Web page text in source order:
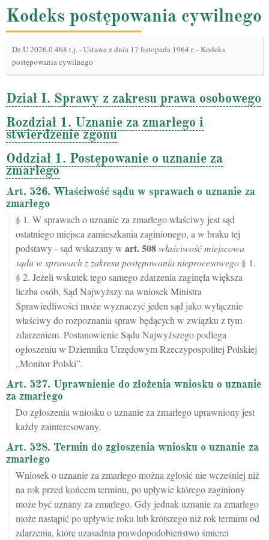
Kodeks postępowania cywilnego
Dz.U.2026.0.468 t.j.-Ustawa z dnia 17 listopada 1964 r. - Kodeks
postępowania cywilnego
Dział I. Sprawy z zakresu prawa osobowego
Rozdział 1. Uznanie za zmarłego i
stwierdzenie zgonu
Oddział 1. Postępowanie o uznanie za
zmarłego
Art. 526. Właściwość sądu w sprawach o uznanie za
zmarłego
§ 1. W sprawach o uznanie za zmarłego właściwy jest sąd
ostatniego miejsca zamieszkania zaginionego, a w braku tej
podstawy - sąd wskazany w art.508właściwość miejscowa
sądu w sprawach z zakresu postępowania nieprocesowego § 1.
§ 2. Jeżeli wskutek tego samego zdarzenia zaginęła większa
liczba osób, Sąd Najwyższy na wniosek Ministra
Sprawiedliwości może wyznaczyć jeden sąd jako wyłącznie
właściwy do rozpoznania spraw będących w związku z tym
zdarzeniem. Postanowienie Sądu Najwyższego podlega
ogłoszeniu w Dzienniku Urzędowym Rzeczypospolitej Polskiej
„Monitor Polski”.
Art. 527. Uprawnienie do złożenia wniosku o uznanie
za zmarłego
Do zgłoszenia wniosku o uznanie za zmarłego uprawniony jest
każdy zainteresowany.
Art. 528. Termin do zgłoszenia wniosku o uznanie za
zmarłego
Wniosek o uznanie za zmarłego można zgłosić nie wcześniej niż
na rok przed końcem terminu, po upływie którego zaginiony
może być uznany za zmarłego. Gdy jednak uznanie za zmarłego
może nastąpić po upływie roku lub krótszego niż rok terminu od
zdarzenia, które uzasadnia prawdopodobieństwo śmierci